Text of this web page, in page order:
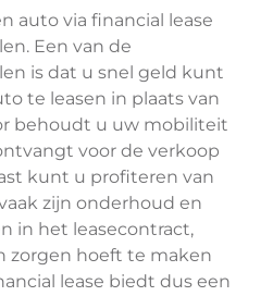
auto via financial lease
Een van de
is dat u snel geld kunt
te leasen in plaats van
behoudt u uw mobiliteit
voor de verkoop
kunt u profiteren van
zijn onderhoud en
in het leasecontract,
zorgen hoeft te maken
lease biedt dus een